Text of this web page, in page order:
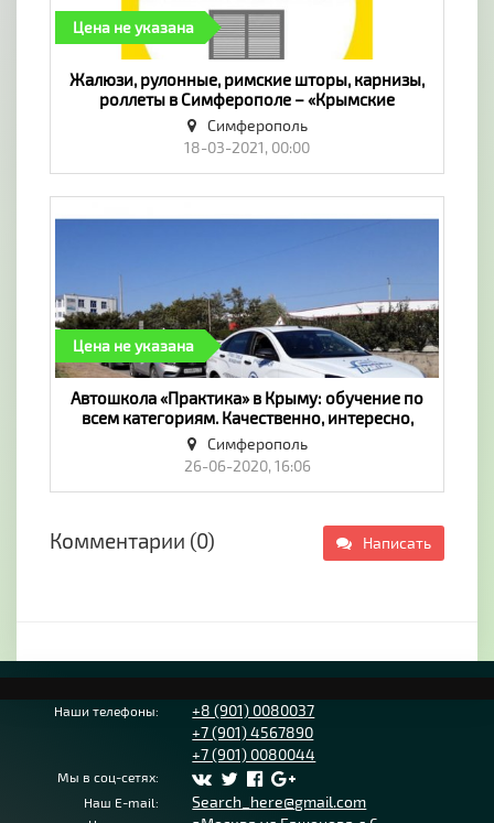
Цена не указана
​Жалюзи, рулонные, римские шторы, карнизы,
роллеты в Симферополе – «Крымские
жалюзи.рф». Качество! - «Окна, двери,
балконы»
Симферополь
18-03-2021, 00:00
Цена не указана
​Автошкола «Практика» в Крыму: обучение по
всем категориям. Качественно, интересно,
легко! - «Обучение»
Симферополь
26-06-2020, 16:06
Комментарии (0) Написать
Наши телефоны:
+8 (901) 0080037
+7 (901) 4567890
+7 (901) 0080044
Мы в соц-сетях:
Наш E-mail:
Search_here@gmail.com